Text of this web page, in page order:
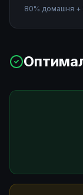
80% домашня +